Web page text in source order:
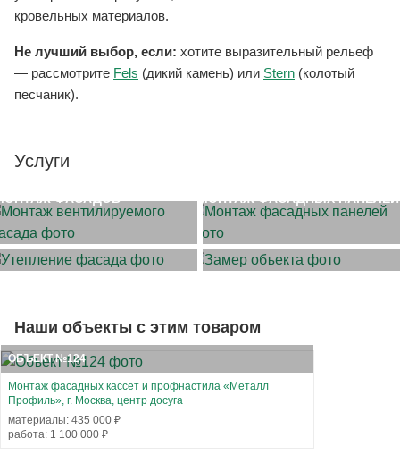
кровельных материалов.
Не лучший выбор, если: хотите выразительный рельеф
— рассмотрите Fels (дикий камень) или Stern (колотый
песчаник).
Услуги
ФАСАДОВ
МОНТАЖ ФАСАДНЫХ ПАНЕЛЕЙ
ФАСАДА
Наши объекты с этим товаром
ОБЪЕКТ №124
Монтаж фасадных кассет и профнастила «Металл
Профиль», г. Москва, центр досуга
материалы: 435 000 ₽
работа: 1 100 000 ₽